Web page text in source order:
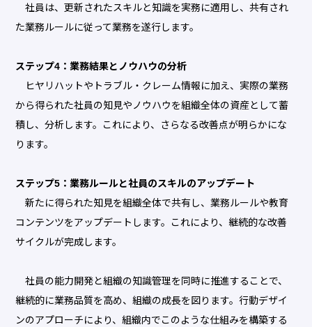
社員は、更新されたスキルと知識を実務に適用し、共有され
た業務ルールに従って業務を遂行します。
ステップ4：業務結果とノウハウの分析
ヒヤリハットやトラブル・クレーム情報に加え、実際の業務
から得られた社員の知見やノウハウを組織全体の資産として蓄
積し、分析します。これにより、さらなる改善点が明らかにな
ります。
ステップ5：業務ルールと社員のスキルのアップデート
新たに得られた知見を組織全体で共有し、業務ルールや教育
コンテンツをアップデートします。これにより、継続的な改善
サイクルが完成します。
社員の能力開発と組織の知識管理を同時に推進することで、
継続的に業務品質を高め、組織の成長を図ります。行動デザイ
ンのアプローチにより、組織内でこのような仕組みを構築する